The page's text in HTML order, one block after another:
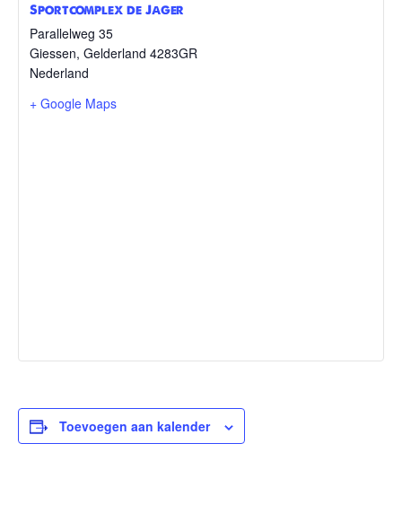
Sportcomplex de Jager
Parallelweg 35
Giessen, Gelderland 4283GR
Nederland
+ Google Maps
Toevoegen aan kalender